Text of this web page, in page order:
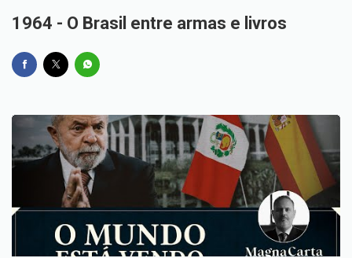
1964 - O Brasil entre armas e livros